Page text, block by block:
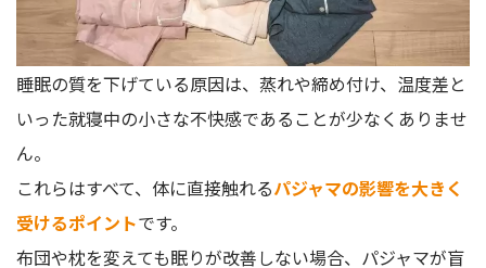
睡眠の質を下げている原因は、蒸れや締め付け、温度差と
いった就寝中の小さな不快感であることが少なくありませ
ん。
これらはすべて、体に直接触れるパジャマの影響を大きく
受けるポイントです。
布団や枕を変えても眠りが改善しない場合、パジャマが盲